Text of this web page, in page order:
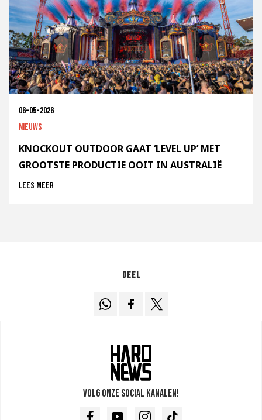
06-05-2026
Nieuws
KNOCKOUT OUTDOOR GAAT ‘LEVEL UP’ MET
GROOTSTE PRODUCTIE OOIT IN AUSTRALIË
Lees meer
Deel
Volg onze social kanalen!